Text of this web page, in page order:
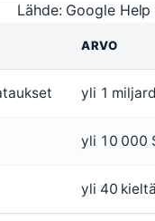
Lähde: Google
ARVO
yli 1
yli 10 000
yli 40